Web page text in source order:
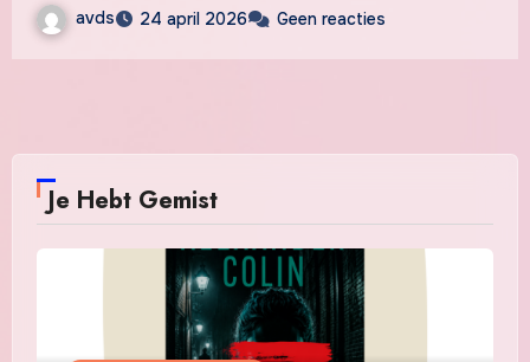
avds 24 april 2026 Geen reacties
Je Hebt Gemist